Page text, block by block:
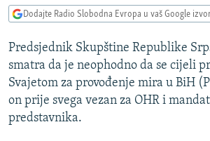
Pređite
pretragu
VIZUELNO
VIDEO
FOTOGALERIJE
INFOGRAFIKE
PODCASTI
RAT U UKRAJINI
KINA NA BALKANU
RSE PRIČE IZ SVIJETA
Dodajte Radio Slobodna Evropa u vaš Google
Predsjednik Skupštine Republike
smatra da je neophodno da se cijeli
Svajetom za provođenje mira u BiH
on prije svega vezan za OHR i
predstavnika.